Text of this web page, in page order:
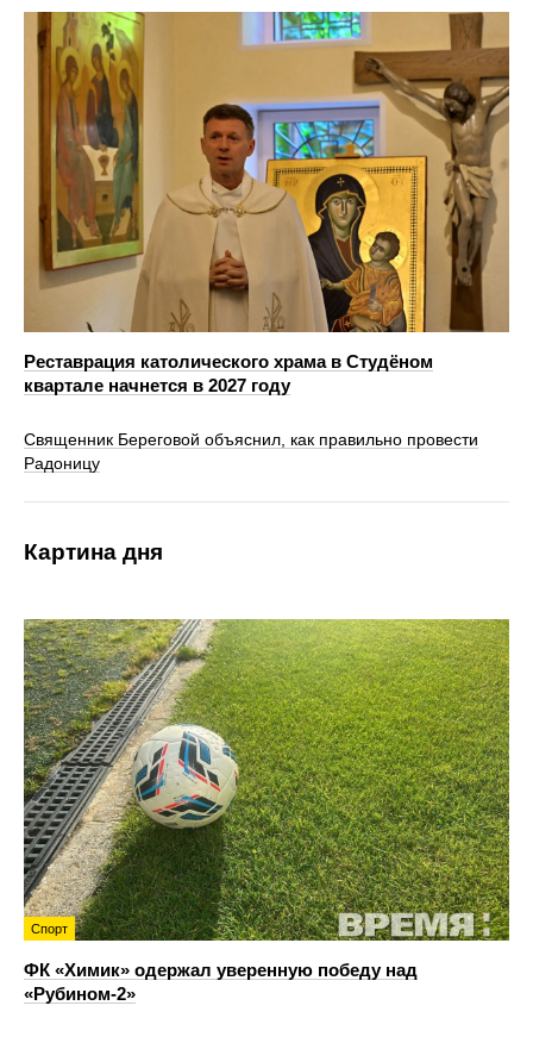
Реставрация католического храма в Студёном
квартале начнется в 2027 году
Священник Береговой объяснил, как правильно провести
Радоницу
Картина дня
Спорт
ФК «Химик» одержал уверенную победу над
«Рубином‑2»